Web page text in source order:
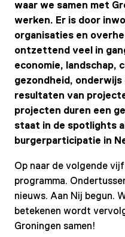
waar we samen met
werken. Er is door
organisaties en
ontzettend veel in
economie, landschap,
gezondheid,
resultaten van
projecten duren een
staat in de spotlights
burgerparticipatie in
Op naar de volgende
programma.
nieuws. Aan Nij begun.
betekenen wordt
Groningen samen!